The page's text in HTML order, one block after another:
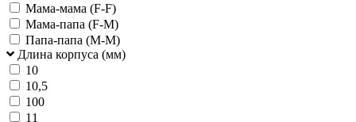
Мама-мама (F-F)
Мама-папа (F-M)
Папа-папа (M-M)
Длина корпуса (мм)
10
10,5
100
11